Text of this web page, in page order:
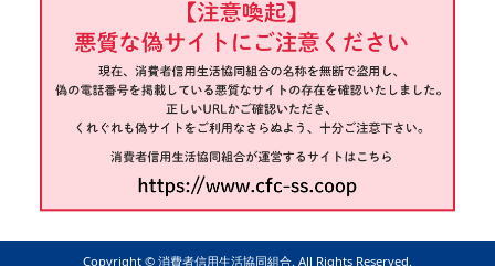
Copyright ©︎ 消費者信用生活協同組合. All Rights Reserved.